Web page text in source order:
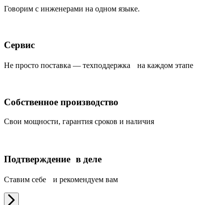
Говорим с инженерами на одном языке.
Сервис
Не просто поставка — техподдержка на каждом этапе
Собственное производство
Свои мощности, гарантия сроков и наличия
Подтверждение в деле
Ставим себе и рекомендуем вам